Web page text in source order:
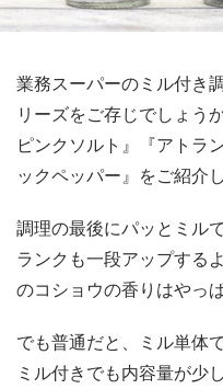
業務スーパーのミル付き
リーズをご存じでしょう
ピンクソルト』『アトラ
ックペッパー』をご紹介し
調理の最後にパッとミル
ランクも一段アップする
のコショウの香りはやっ
でも普通だと、ミル単体
ミル付きでも内容量が少